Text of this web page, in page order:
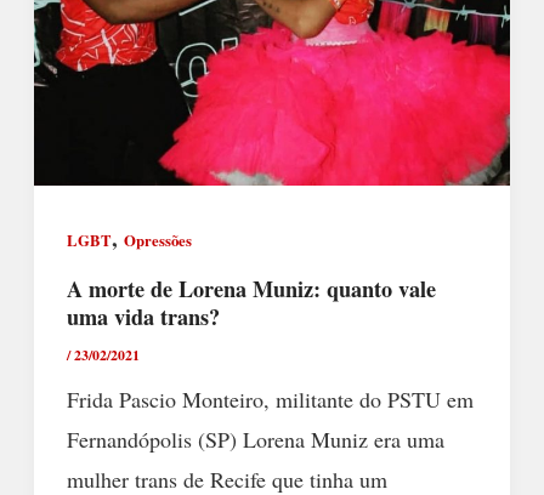
LGBT, Opressões
A morte de Lorena Muniz: quanto vale
uma vida trans?
/23/02/2021
Frida Pascio Monteiro, militante do PSTU em
Fernandópolis (SP) Lorena Muniz era uma
mulher trans de Recife que tinha um